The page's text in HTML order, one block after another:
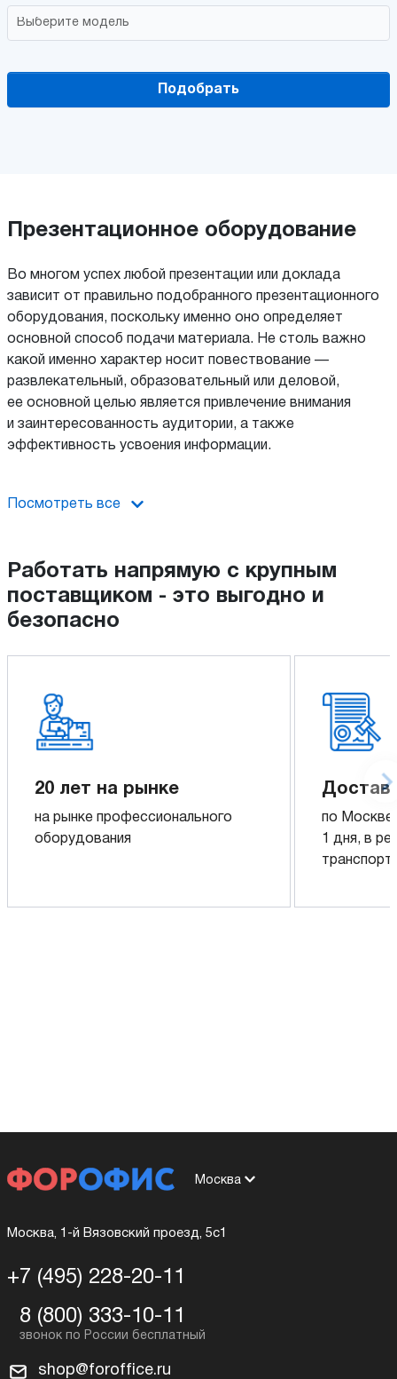
Подобрать
Презентационное оборудование
Во многом успех любой презентации или доклада
зависит от правильно подобранного презентационного
оборудования, поскольку именно оно определяет
основной способ подачи материала. Не столь важно
какой именно характер носит повествование —
развлекательный, образовательный или деловой,
ее основной целью является привлечение внимания
и заинтересованность аудитории, а также
эффективность усвоения информации.
Посмотреть все
Работать напрямую с крупным
поставщиком - это выгодно и
безопасно
20 лет на рынке
на рынке профессионального
оборудования
по
1 дня, в
Москва
Москва, 1-й Вязовский проезд, 5с1
+7 (495) 228-20-11
8 (800) 333-10-11
shop@foroffice.ru